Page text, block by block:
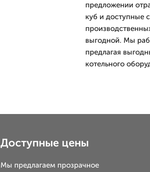
предложении
куб и доступные
выгодной. Мы
предлагая
котельного
Доступные цены
Мы предлагаем прозрачное